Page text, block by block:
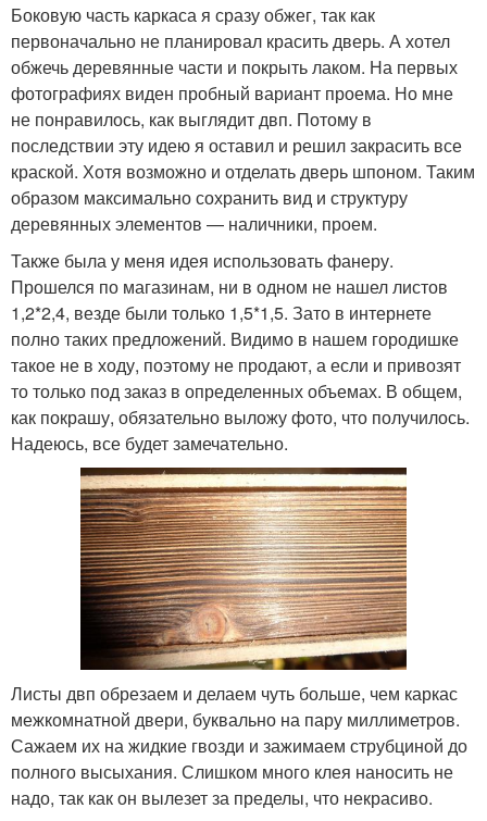
Боковую часть каркаса я сразу обжег, так как
первоначально не планировал красить дверь. А хотел
обжечь деревянные части и покрыть лаком. На первых
фотографиях виден пробный вариант проема. Но мне
не понравилось, как выглядит двп. Потому в
последствии эту идею я оставил и решил закрасить все
краской. Хотя возможно и отделать дверь шпоном. Таким
образом максимально сохранить вид и структуру
деревянных элементов — наличники, проем.
Также была у меня идея использовать фанеру.
Прошелся по магазинам, ни в одном не нашел листов
1,2*2,4, везде были только 1,5*1,5. Зато в интернете
полно таких предложений. Видимо в нашем городишке
такое не в ходу, поэтому не продают, а если и привозят
то только под заказ в определенных объемах. В общем,
как покрашу, обязательно выложу фото, что получилось.
Надеюсь, все будет замечательно.
Листы двп обрезаем и делаем чуть больше, чем каркас
межкомнатной двери, буквально на пару миллиметров.
Сажаем их на жидкие гвозди и зажимаем струбциной до
полного высыхания. Слишком много клея наносить не
надо, так как он вылезет за пределы, что некрасиво.